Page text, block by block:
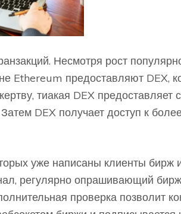
Несмотря рост
Ethereum предоставляют DEX,
тиакая DEX
DEX получает доступ к
уже написаны клиенты бирж
регулярно опрашивающий
проверка позволит